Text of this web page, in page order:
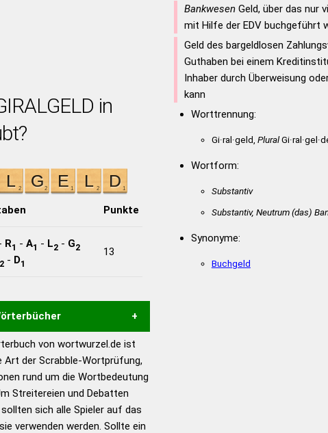
in
Punkte
R1 - A1 - L2- G2
2- D1
13
eines semantischen
gute Anhaltspunkte zu
und Wortform, um die
das Scrabble-Spiel zu
Turnier Scrabble-
von wortwurzel.de ist
Art der Scrabble-Wortprüfung,
rund um die Wortbedeutung
Streitereien und Debatten
sich alle Spieler auf das
verwenden werden. Sollte ein
BankwesenGeld, über das nur
mit Hilfe der EDV buchgeführt
Geld des bargeldlosen
Guthaben bei einem
Inhaber durch Überweisung
kann
Worttrennung:
Gi·ral·geld, Plural
Wortform:
Substantiv
Substantiv, Neutrum(das)
Synonyme:
Buchgeld